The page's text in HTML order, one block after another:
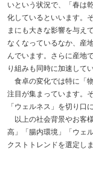
いという状況で、「春は
化しているといいます。
まにも大きな影響を与え
なくなっているなか、産
んでいます。さらに産地
り組みも同時に加速してい
食卓の変化では特に「
注目が集まっています。
「ウェルネス」を切り口
以上の社会背景やお客
高」「腸内環境」「ウェ
クストトレンドを選定しま